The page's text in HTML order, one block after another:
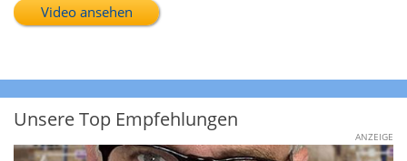
Video ansehen
Unsere Top Empfehlungen
ANZEIGE